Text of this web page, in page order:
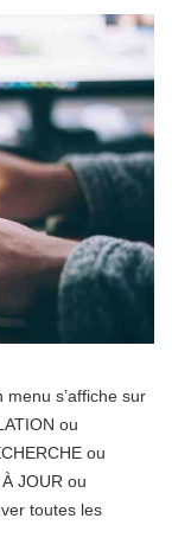
s’affiche sur
ou
ou
JOUR ou
toutes les